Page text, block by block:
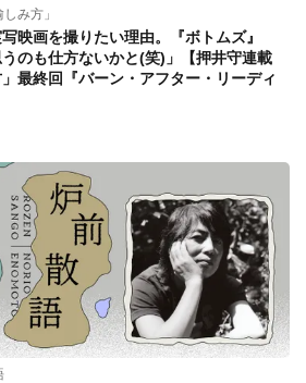
み方」
映画を撮りたい理由。『ボトムズ』
のも仕方ないかと(笑)」【押井守連載
」最終回『バーン・アフター・リーディ